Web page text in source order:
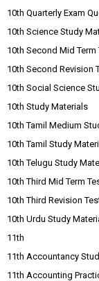
10th Quarterly Exam
10th Science Study
10th Second Mid Term
10th Second Revision
10th Social Science
10th Study Materials
10th Tamil Medium
10th Tamil Study
10th Telugu Study
10th Third Mid Term
10th Third Revision
10th Urdu Study
11th
11th Accountancy
11th Accounting